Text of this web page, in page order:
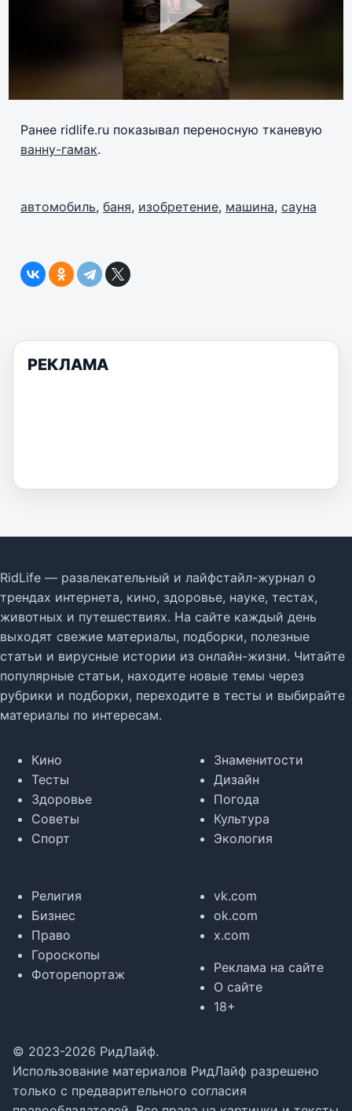
Ранее ridlife.ru показывал переносную тканевую
ванну-гамак.
автомобиль, баня, изобретение, машина, сауна
РЕКЛАМА
RidLife — развлекательный и лайфстайл-журнал о
трендах интернета, кино, здоровье, науке, тестах,
животных и путешествиях. На сайте каждый день
выходят свежие материалы, подборки, полезные
статьи и вирусные истории из онлайн-жизни. Читайте
популярные статьи, находите новые темы через
рубрики и подборки, переходите в тесты и выбирайте
материалы по интересам.
Кино
Тесты
Здоровье
Советы
Спорт
Знаменитости
Дизайн
Погода
Культура
Экология
Религия
Бизнес
Право
Гороскопы
Фоторепортаж
vk.com
ok.com
x.com
Реклама на сайте
О сайте
18+
© 2023-2026 РидЛайф.
Использование материалов РидЛайф разрешено
только с предварительного согласия